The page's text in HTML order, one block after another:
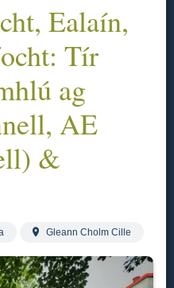
Ealaín,
Tír
ag
AE
&
Gleann Cholm Cille